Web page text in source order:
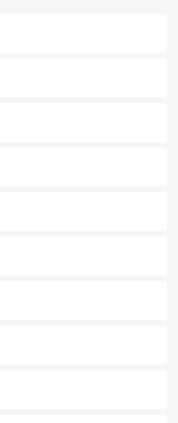
地元の風情を楽しめる外せないスポット